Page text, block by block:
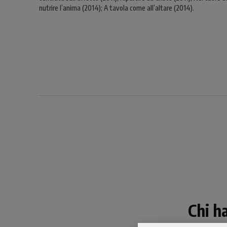
nutrire l’anima (2014); A tavola come all’altare (2014).
Chi